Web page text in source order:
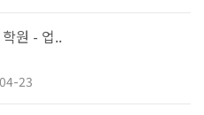
원 - 업..
23